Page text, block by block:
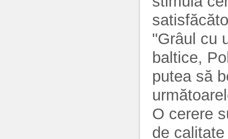
"Grâul cu
baltice,
putea să
O cerere
de